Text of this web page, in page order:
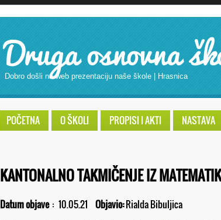
Druga osnovna
Dobro došli na web prezentaciju naše škole | Hrasnica
POČETNA O ŠKOLI PROPISI I AKTI NASTAVA
KANTONALNO TAKMIČENJE IZ
Datum objave : 10.05.21 Objavio:Rialda Bibuljica